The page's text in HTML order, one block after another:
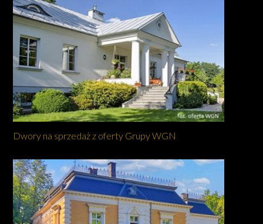
Dwory na sprzedaż z oferty Grupy WGN